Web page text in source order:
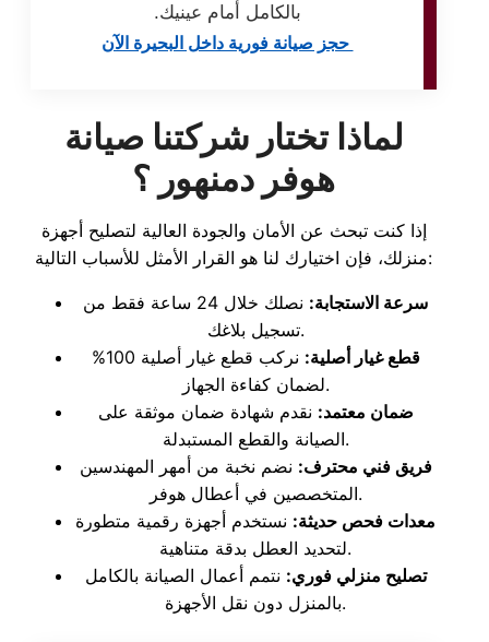
بالكامل أمام عينيك.
حجز صيانة فورية داخل البحيرة الآن
لماذا تختار شركتنا صيانة
هوفر دمنهور ؟
إذا كنت تبحث عن الأمان والجودة العالية لتصليح أجهزة
منزلك، فإن اختيارك لنا هو القرار الأمثل للأسباب التالية:
سرعة الاستجابة:
نصلك خلال 24 ساعة فقط من
تسجيل بلاغك.
قطع غيار أصلية:
نركب قطع غيار أصلية 100%
لضمان كفاءة الجهاز.
ضمان معتمد: نقدم شهادة ضمان موثقة على
الصيانة والقطع المستبدلة.
فريق فني محترف: نضم نخبة من أمهر المهندسين
المتخصصين في أعطال هوفر.
معدات فحص حديثة: نستخدم أجهزة رقمية متطورة
لتحديد العطل بدقة متناهية.
تصليح منزلي فوري: نتمم أعمال الصيانة بالكامل
بالمنزل دون نقل الأجهزة.